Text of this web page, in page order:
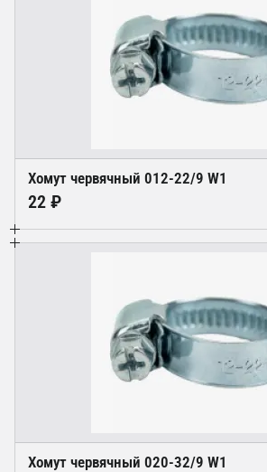
Хомут червячный 012-22/9 W1
22 ₽
Хомут червячный 020-32/9 W1